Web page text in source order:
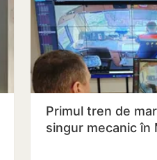
Primul tren de
singur mecanic în